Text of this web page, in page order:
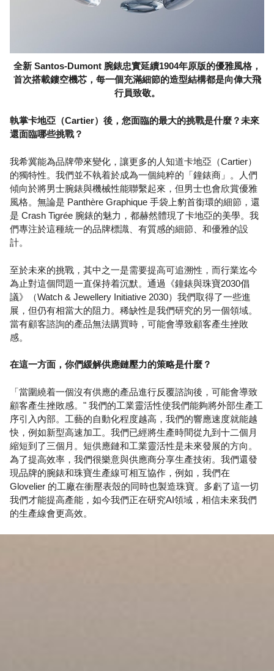
全新 Santos-Dumont 腕錶忠實延續1904年原版的優雅風格，
首次搭載鏤空機芯，每一個充滿細節的造型結構都是向偉大飛
行員致敬。
執掌卡地亞（Cartier）後，您面臨的最大的挑戰是什麼？未來
還面臨哪些挑戰？
我希冀能為品牌帶來變化，讓更多的人知道卡地亞（Cartier）
的獨特性。我們並不執着於成為一個純粹的「鐘錶商」。人們
傾向於將男士腕錶與機械性能聯繫起來，但男士也會欣賞優雅
風格。無論是 Panthère Graphique 手袋上豹首銜環的細節，還
是 Crash Tigrée 腕錶的魅力，都赫然體現了卡地亞的美學。我
們專注於這種統一的品牌標識、有質感的細節、和優雅的設
計。
至於未來的挑戰，其中之一是需要提高可追溯性，而行業迄今
為止對這個問題一直保持着沉默。通過《鐘錶與珠寶2030倡
議》（Watch & Jewellery Initiative 2030）我們取得了一些進
展，但仍有相當大的阻力。稀缺性是我們研究的另一個領域。
當有顧客諮詢的產品無法購買時，可能會導致顧客產生挫敗
感。
在這一方面，你們緩解供應鏈壓力的策略是什麼？
「當圍繞着一個沒有供應的產品進行反覆諮詢後，可能會導致
顧客產生挫敗感。" 我們的工業靈活性使我們能夠將外部生產工
序引入內部。工藝的自動化程度越高，我們的響應速度就能越
快，例如新型高速加工。我們已經將生產時間從九到十二個月
縮短到了三個月。短供應鏈和工業靈活性是未來發展的方向。
為了提高效率，我們很樂意與供應商分享生產技術。我們還發
現品牌的腕錶和珠寶生產線可相互協作，例如，我們在
Glovelier 的工廠在衝壓表殼的同時也製造珠寶。多虧了這一切
我們才能提高產能，如今我們正在研究AI領域，相信未來我們
的生產線會更高效。